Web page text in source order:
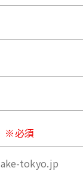
※必須